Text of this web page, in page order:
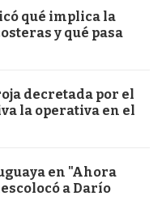
qué implica la
y qué pasa
decretada por el
la operativa en el
en "Ahora
a Darío